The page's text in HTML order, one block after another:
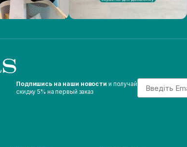
Подпишись на наши новости и получай
скидку 5% на первый заказ
Email